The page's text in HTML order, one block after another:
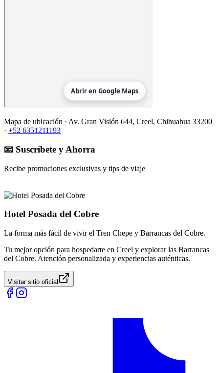
Mapa de ubicación · Av. Gran Visión 644, Creel, Chihuahua 33200
· +52 6351211193
📧 Suscríbete y Ahorra
Recibe promociones exclusivas y tips de viaje
Hotel Posada del Cobre
La forma más fácil de vivir el Tren Chepe y Barrancas del Cobre.
Tu mejor opción para hospedarte en Creel y explorar las Barrancas
del Cobre. Atención personalizada y experiencias auténticas.
Visitar sitio oficial